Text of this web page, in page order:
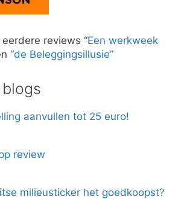
reviews “Een werkweek
“de Beleggingsillusie”
aanvullen tot 25 euro!
review
milieusticker het goedkoopst?